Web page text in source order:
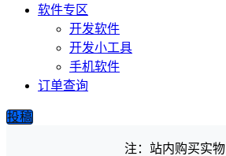
软件专区
开发软件
开发小工具
手机软件
订单查询
投稿
注：站内购买实物